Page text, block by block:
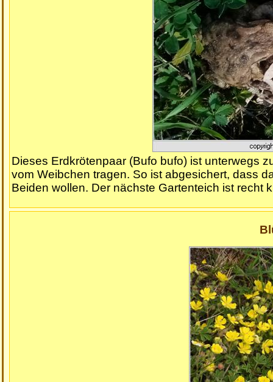
Dieses Erdkrötenpaar (Bufo bufo) ist unterwegs
vom Weibchen tragen. So ist abgesichert, dass
Beiden wollen. Der nächste Gartenteich ist recht